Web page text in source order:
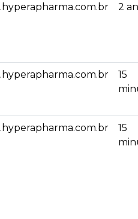
.hyperapharma.com.br 2
.hyperapharma.com.br
15
.hyperapharma.com.br
15